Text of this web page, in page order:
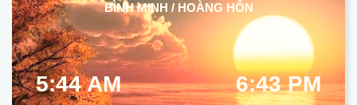
BÌNH MINH / HOÀNG HÔN
5:44 AM 6:43 PM